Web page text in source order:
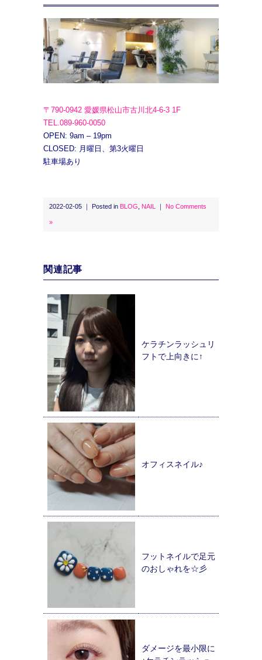
〒790-0942 愛媛県松山市古川北4-6-3 1F
TEL.089-960-0050
OPEN: 9am – 19pm
CLOSED: 月曜日、第3火曜日
駐車場あり
2022-02-05 ｜ Posted in BLOG NAIL ｜ No Comments
»
関連記事
ケラチンラッシュリ
フトで上向きに↑
オフィスネイル♪
フットネイルで足元
のおしゃれを☆彡
ダメージを最小限に